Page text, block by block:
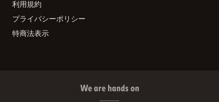
利用規約
プライバシーポリシー
特商法表示
We are hands on